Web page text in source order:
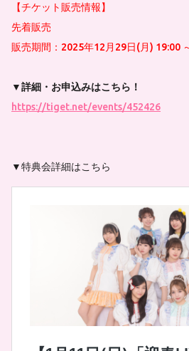
【チケット販売情報】
先着販売
販売期間：2025年12月29日(月) 19:00
▼詳細・お申込みはこちら！
https://tiget.net/events/452426
▼特典会詳細はこちら